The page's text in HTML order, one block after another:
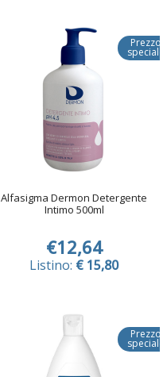
Prezzo
Alfasigma Dermon Detergente
Intimo 500ml
€12,64
Listino: € 15,80
Prezzo